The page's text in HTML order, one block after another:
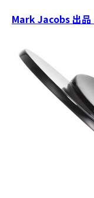
Mark Jacobs 出品